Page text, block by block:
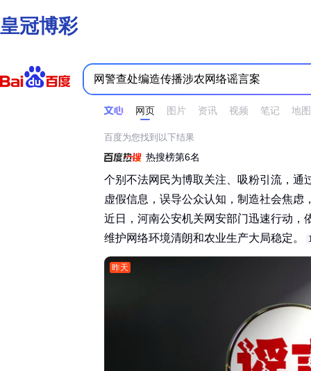
皇冠博彩
网页 图片 资讯 视频 笔记 地图
时间不限 所有网页和文件 站点内检索
百度为您找到以下结果
热搜榜第6名
个别不法网民为博取关注、吸粉引流，通
虚假信息，误导公众认知，制造社会焦
近日，河南公安机关网安部门迅速行动，
维护网络环境清朗和农业生产大局稳定。‌‌
昨天